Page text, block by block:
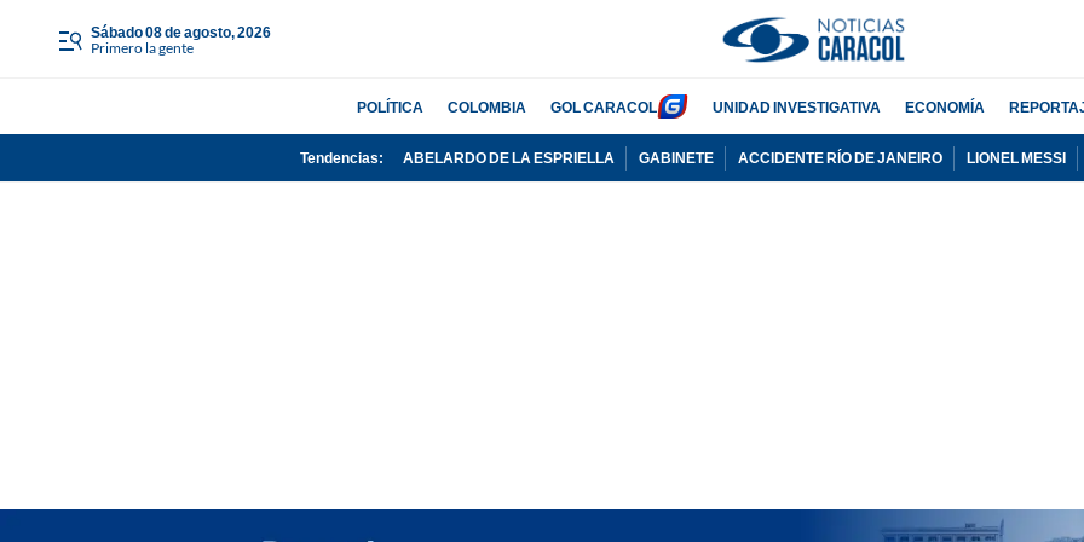
sábado 08 de agosto, 2026
Primero la gente
POLÍTICA COLOMBIA GOL CARACOL UNIDAD INVESTIGATIVA ECONOMÍA
Tendencias: ABELARDO DE LA ESPRIELLA GABINETE ACCIDENTE RÍO DE JANEIRO LIONEL MESSI